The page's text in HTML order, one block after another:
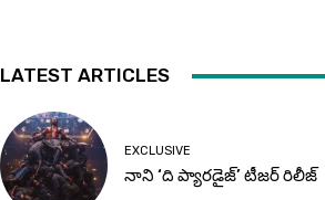
LATEST ARTICLES
EXCLUSIVE
నాని ‘ది ప్యారడైజ్’ టీజర్‌ రిలీజ్